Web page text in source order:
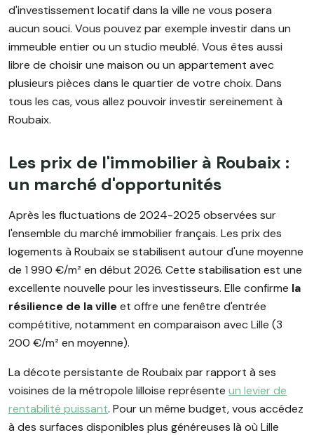
d'investissement locatif dans la ville ne vous posera
aucun souci. Vous pouvez par exemple investir dans un
immeuble entier ou un studio meublé. Vous êtes aussi
libre de choisir une maison ou un appartement avec
plusieurs pièces dans le quartier de votre choix. Dans
tous les cas, vous allez pouvoir investir sereinement à
Roubaix.
Les prix de l'immobilier à Roubaix :
un marché d'opportunités
Après les fluctuations de 2024-2025 observées sur
l'ensemble du marché immobilier français. Les prix des
logements à Roubaix se stabilisent autour d'une moyenne
de 1 990 €/m² en début 2026. Cette stabilisation est une
excellente nouvelle pour les investisseurs. Elle confirme la
résilience de la villeet offre une fenêtre d'entrée
compétitive, notamment en comparaison avec Lille (3
200 €/m² en moyenne).
La décote persistante de Roubaix par rapport à ses
voisines de la métropole lilloise représente un levier de
rentabilité puissant. Pour un même budget, vous accédez
à des surfaces disponibles plus généreuses là où Lille